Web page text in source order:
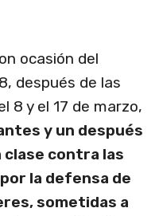
ocasión del
después de las
8 y el 17 de marzo,
y un después
clase contra las
la defensa de
sometidas a